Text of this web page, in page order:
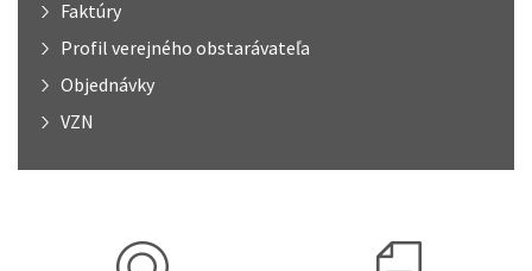
Faktúry
Profil verejného obstarávateľa
Objednávky
VZN